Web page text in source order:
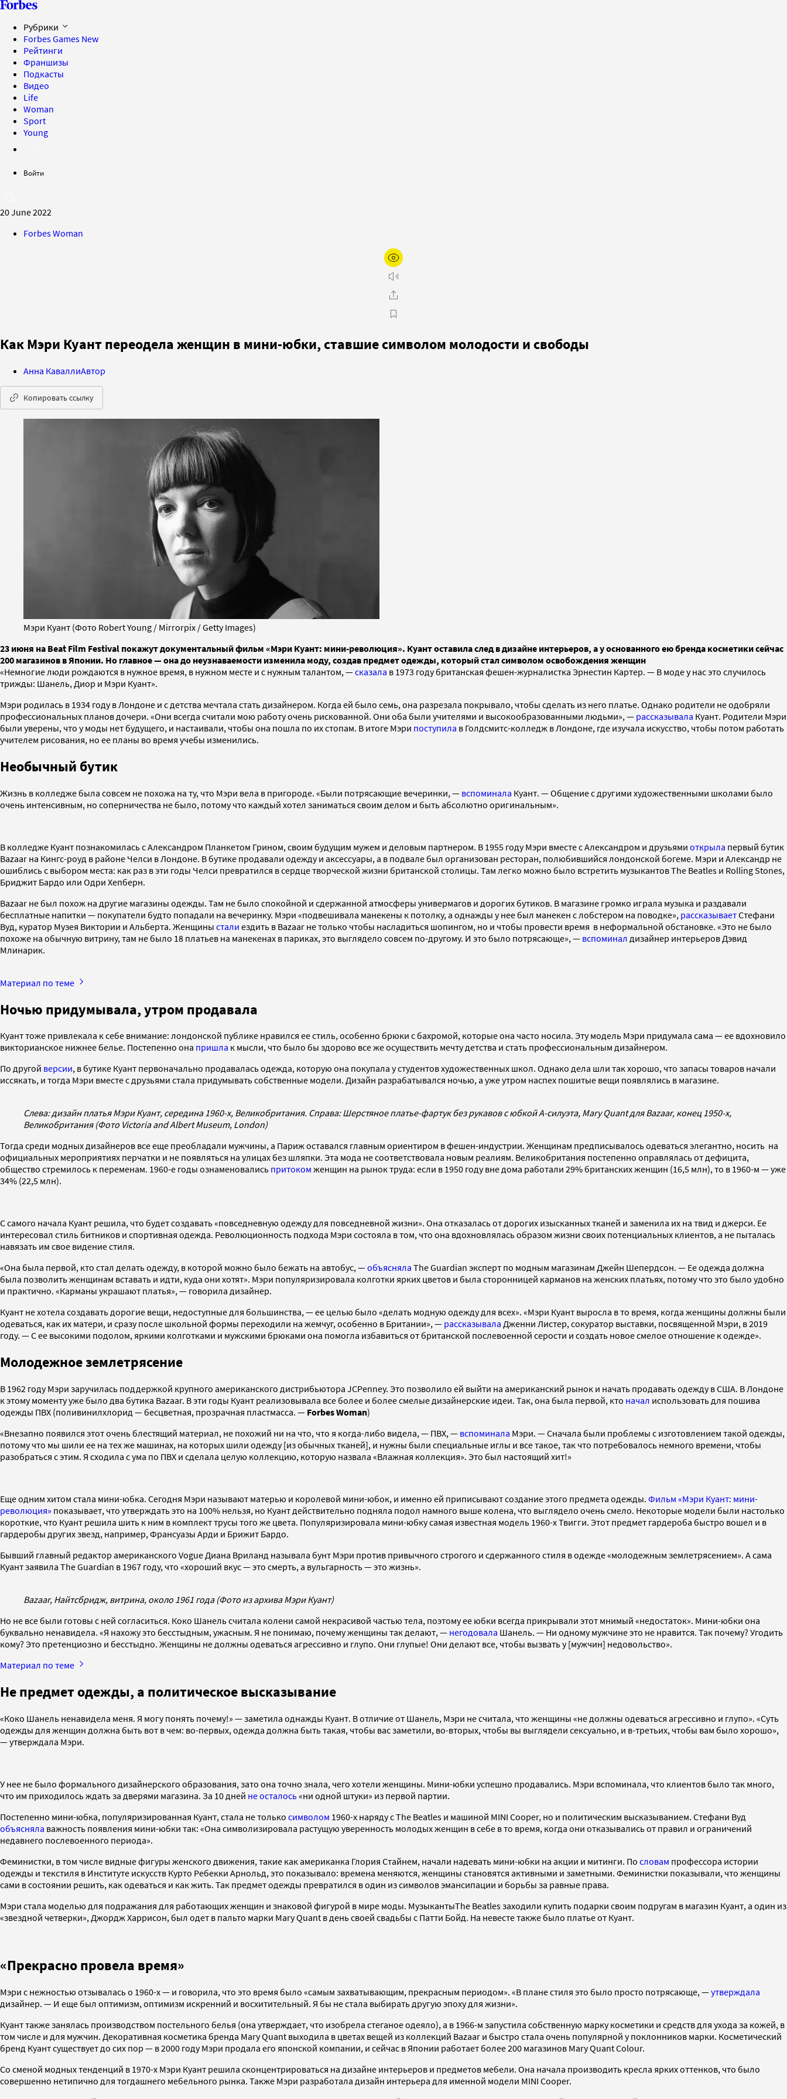
Рубрики
Forbes Games New
Рейтинги
Франшизы
Подкасты
Видео
Life
Woman
Sport
Young
Войти
20 June 2022
Forbes Woman
Как Мэри Куант переодела женщин в мини-юбки, ставшие символом молодости и свободы
Анна КаваллиАвтор
Копировать ссылку
Мэри Куант (Фото Robert Young / Mirrorpix / Getty Images)
23 июня на Beat Film Festival покажут документальный фильм «Мэри Куант: мини-революция». Куант оставила след в дизайне интерьеров, а у основанного ею бренда косметики сейчас
200 магазинов в Японии. Но главное — она до неузнаваемости изменила моду, создав предмет одежды, который стал символом освобождения женщин
«Немногие люди рождаются в нужное время, в нужном месте и с нужным талантом, —сказала в 1973 году британская фешен-журналистка Эрнестин Картер. — В моде у нас это случилось
трижды: Шанель, Диор и Мэри Куант».
Мэри родилась в 1934 году в Лондоне и с детства мечтала стать дизайнером. Когда ей было семь, она разрезала покрывало, чтобы сделать из него платье. Однако родители не одобряли
профессиональных планов дочери. «Они всегда считали мою работу очень рискованной. Они оба были учителями и высокообразованными людьми», — рассказывала Куант. Родители Мэри
были уверены, что у моды нет будущего, и настаивали, чтобы она пошла по их стопам. В итоге Мэри поступила в Голдсмитс-колледж в Лондоне, где изучала искусство, чтобы потом работать
учителем рисования, но ее планы во время учебы изменились.
Необычный бутик
Жизнь в колледже была совсем не похожа на ту, что Мэри вела в пригороде. «Были потрясающие вечеринки, — вспоминала Куант. — Общение с другими художественными школами было
очень интенсивным, но соперничества не было, потому что каждый хотел заниматься своим делом и быть абсолютно оригинальным».
В колледже Куант познакомилась с Александром Планкетом Грином, своим будущим мужем и деловым партнером. В 1955 году Мэри вместе с Александром и друзьями открыла первый бутик
Bazaar на Кингс-роуд в районе Челси в Лондоне. В бутике продавали одежду и аксессуары, а в подвале был организован ресторан, полюбившийся лондонской богеме. Мэри и Александр не
ошиблись с выбором места: как раз в эти годы Челси превратился в сердце творческой жизни британской столицы. Там легко можно было встретить музыкантов The Beatles и Rolling Stones,
Бриджит Бардо или Одри Хепберн.
Bazaar не был похож на другие магазины одежды. Там не было спокойной и сдержанной атмосферы универмагов и дорогих бутиков. В магазине громко играла музыка и раздавали
бесплатные напитки — покупатели будто попадали на вечеринку. Мэри «подвешивала манекены к потолку, а однажды у нее был манекен с лобстером на поводке», рассказываетСтефани
Вуд, куратор Музея Виктории и Альберта. Женщины стали ездить в Bazaar не только чтобы насладиться шопингом, но и чтобы провести время в неформальной обстановке. «Это не было
похоже на обычную витрину, там не было 18 платьев на манекенах в париках, это выглядело совсем по-другому. И это было потрясающе», — вспоминал дизайнер интерьеров Дэвид
Млинарик.
Материал по теме
Ночью придумывала, утром продавала
Куант тоже привлекала к себе внимание: лондонской публике нравился ее стиль, особенно брюки с бахромой, которые она часто носила. Эту модель Мэри придумала сама — ее вдохновило
викторианское нижнее белье. Постепенно она пришла к мысли, что было бы здорово все же осуществить мечту детства и стать профессиональным дизайнером.
По другой версии, в бутике Куант первоначально продавалась одежда, которую она покупала у студентов художественных школ. Однако дела шли так хорошо, что запасы товаров начали
иссякать, и тогда Мэри вместе с друзьями стала придумывать собственные модели. Дизайн разрабатывался ночью, а уже утром наспех пошитые вещи появлялись в магазине.
Слева: дизайн платья Мэри Куант, середина 1960-х, Великобритания. Справа: Шерстяное платье-фартук без рукавов с юбкой А-силуэта, Mary Quant для Bazaar, конец 1950-х,
Великобритания (Фото Victoria and Albert Museum, London)
Тогда среди модных дизайнеров все еще преобладали мужчины, а Париж оставался главным ориентиром в фешен-индустрии. Женщинам предписывалось одеваться элегантно, носить на
официальных мероприятиях перчатки и не появляться на улицах без шляпки. Эта мода не соответствовала новым реалиям. Великобритания постепенно оправлялась от дефицита,
общество стремилось к переменам. 1960-е годы ознаменовались притоком женщин на рынок труда: если в 1950 году вне дома работали 29% британских женщин (16,5 млн), то в 1960-м — уже
34% (22,5 млн).
С самого начала Куант решила, что будет создавать «повседневную одежду для повседневной жизни». Она отказалась от дорогих изысканных тканей и заменила их на твид и джерси. Ее
интересовал стиль битников и спортивная одежда. Революционность подхода Мэри состояла в том, что она вдохновлялась образом жизни своих потенциальных клиентов, а не пыталась
навязать им свое видение стиля.
«Она была первой, кто стал делать одежду, в которой можно было бежать на автобус, —объясняла The Guardian эксперт по модным магазинам Джейн Шепердсон. — Ее одежда должна
была позволить женщинам вставать и идти, куда они хотят». Мэри популяризировала колготки ярких цветов и была сторонницей карманов на женских платьях, потому что это было удобно
и практично. «Карманы украшают платья», — говорила дизайнер.
Куант не хотела создавать дорогие вещи, недоступные для большинства, — ее целью было «делать модную одежду для всех». «Мэри Куант выросла в то время, когда женщины должны были
одеваться, как их матери, и сразу после школьной формы переходили на жемчуг, особенно в Британии», — рассказывала Дженни Листер, сокуратор выставки, посвященной Мэри, в 2019
году. — С ее высокими подолом, яркими колготками и мужскими брюками она помогла избавиться от британской послевоенной серости и создать новое смелое отношение к одежде».
Молодежное землетрясение
В 1962 году Мэри заручилась поддержкой крупного американского дистрибьютора JCPenney. Это позволило ей выйти на американский рынок и начать продавать одежду в США. В Лондоне
к этому моменту уже было два бутика Bazaar. В эти годы Куант реализовывала все более и более смелые дизайнерские идеи. Так, она была первой, кто начал использовать для пошива
одежды ПВХ (поливинилхлорид — бесцветная, прозрачная пластмасса. — Forbes Woman)
«Внезапно появился этот очень блестящий материал, не похожий ни на что, что я когда-либо видела, — ПВХ, — вспоминала Мэри. — Сначала были проблемы с изготовлением такой одежды,
потому что мы шили ее на тех же машинах, на которых шили одежду [из обычных тканей], и нужны были специальные иглы и все такое, так что потребовалось немного времени, чтобы
разобраться с этим. Я сходила с ума по ПВХ и сделала целую коллекцию, которую назвала «Влажная коллекция». Это был настоящий хит!»
Еще одним хитом стала мини-юбка. Сегодня Мэри называют матерью и королевой мини-юбок, и именно ей приписывают создание этого предмета одежды. Фильм «Мэри Куант: мини-
революция» показывает, что утверждать это на 100% нельзя, но Куант действительно подняла подол намного выше колена, что выглядело очень смело. Некоторые модели были настолько
короткие, что Куант решила шить к ним в комплект трусы того же цвета. Популяризировала мини-юбку самая известная модель 1960-х Твигги. Этот предмет гардероба быстро вошел и в
гардеробы других звезд, например, Франсуазы Арди и Брижит Бардо.
Бывший главный редактор американского Vogue Диана Вриланд называла бунт Мэри против привычного строгого и сдержанного стиля в одежде «молодежным землетрясением». А сама
Куант заявила The Guardian в 1967 году, что «хороший вкус — это смерть, а вульгарность — это жизнь».
Bazaar, Найтсбридж, витрина, около 1961 года (Фото из архива Мэри Куант)
Но не все были готовы с ней согласиться. Коко Шанель считала колени самой некрасивой частью тела, поэтому ее юбки всегда прикрывали этот мнимый «недостаток». Мини-юбки она
буквально ненавидела. «Я нахожу это бесстыдным, ужасным. Я не понимаю, почему женщины так делают, — негодовала Шанель. — Ни одному мужчине это не нравится. Так почему? Угодить
кому? Это претенциозно и бесстыдно. Женщины не должны одеваться агрессивно и глупо. Они глупые! Они делают все, чтобы вызвать у [мужчин] недовольство».
Материал по теме
Не предмет одежды, а политическое высказывание
«Коко Шанель ненавидела меня. Я могу понять почему!» — заметила однажды Куант. В отличие от Шанель, Мэри не считала, что женщины «не должны одеваться агрессивно и глупо». «Суть
одежды для женщин должна быть вот в чем: во-первых, одежда должна быть такая, чтобы вас заметили, во-вторых, чтобы вы выглядели сексуально, и в-третьих, чтобы вам было хорошо»,
— утверждала Мэри.
У нее не было формального дизайнерского образования, зато она точно знала, чего хотели женщины. Мини-юбки успешно продавались. Мэри вспоминала, что клиентов было так много,
что им приходилось ждать за дверями магазина. За 10 дней не осталось«ни одной штуки» из первой партии.
Постепенно мини-юбка, популяризированная Куант, стала не только символом 1960-х наряду с The Beatles и машиной MINI Cooper, но и политическим высказыванием. Стефани Вуд
объясняла важность появления мини-юбки так: «Она символизировала растущую уверенность молодых женщин в себе в то время, когда они отказывались от правил и ограничений
недавнего послевоенного периода».
Феминистки, в том числе видные фигуры женского движения, такие как американка Глория Стайнем, начали надевать мини-юбки на акции и митинги. По словам профессора истории
одежды и текстиля в Институте искусств Курто Ребекки Арнольд, это показывало: времена меняются, женщины становятся активными и заметными. Феминистки показывали, что женщины
сами в состоянии решить, как одеваться и как жить. Так предмет одежды превратился в один из символов эмансипации и борьбы за равные права.
Мэри стала моделью для подражания для работающих женщин и знаковой фигурой в мире моды. МузыкантыThe Beatles заходили купить подарки своим подругам в магазин Куант, а один из
«звездной четверки», Джордж Харрисон, был одет в пальто марки Mary Quant в день своей свадьбы с Патти Бойд. На невесте также было платье от Куант.
«Прекрасно провела время»
Мэри с нежностью отзывалась о 1960-х — и говорила, что это время было «самым захватывающим, прекрасным периодом». «В плане стиля это было просто потрясающе, —утверждала
дизайнер. — И еще был оптимизм, оптимизм искренний и восхитительный. Я бы не стала выбирать другую эпоху для жизни».
Куант также занялась производством постельного белья (она утверждает, что изобрела стеганое одеяло), а в 1966-м запустила собственную марку косметики и средств для ухода за кожей, в
том числе и для мужчин. Декоративная косметика бренда Mary Quant выходила в цветах вещей из коллекций Bazaar и быстро стала очень популярной у поклонников марки. Косметический
бренд Куант существует до сих пор — в 2000 году Мэри продала его японской компании, и сейчас в Японии работает более 200 магазинов Mary Quant Colour.
Со сменой модных тенденций в 1970-х Мэри Куант решила сконцентрироваться на дизайне интерьеров и предметов мебели. Она начала производить кресла ярких оттенков, что было
совершенно нетипично для тогдашнего мебельного рынка. Также Мэри разработала дизайн интерьера для именной модели MINI Cooper.